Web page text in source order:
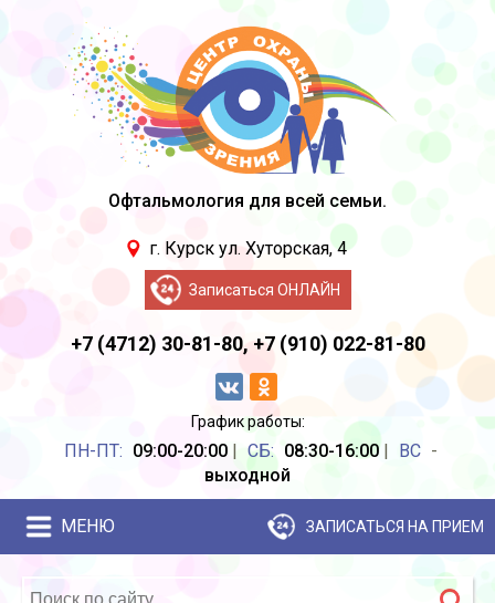
График работы:
ПН-ПТ: 09:00-20:00| CБ: 08:30-16:00| ВС -
выходной
Офтальмология для всей семьи.
г. Курск ул. Хуторская, 4
Записаться ОНЛАЙН
+7 (4712) 30-81-80, +7 (910) 022-81-80
МЕНЮ ЗАПИСАТЬСЯ НА ПРИЕМ